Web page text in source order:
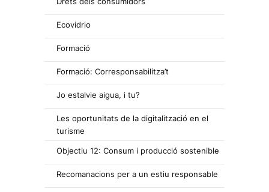
Ecovidrio
Formació
Formació: Corresponsabilitza’t
Jo estalvie aigua, i tu?
Les oportunitats de la digitalització en el
turisme
Objectiu 12: Consum i producció sostenible
Recomanacions per a un estiu responsable